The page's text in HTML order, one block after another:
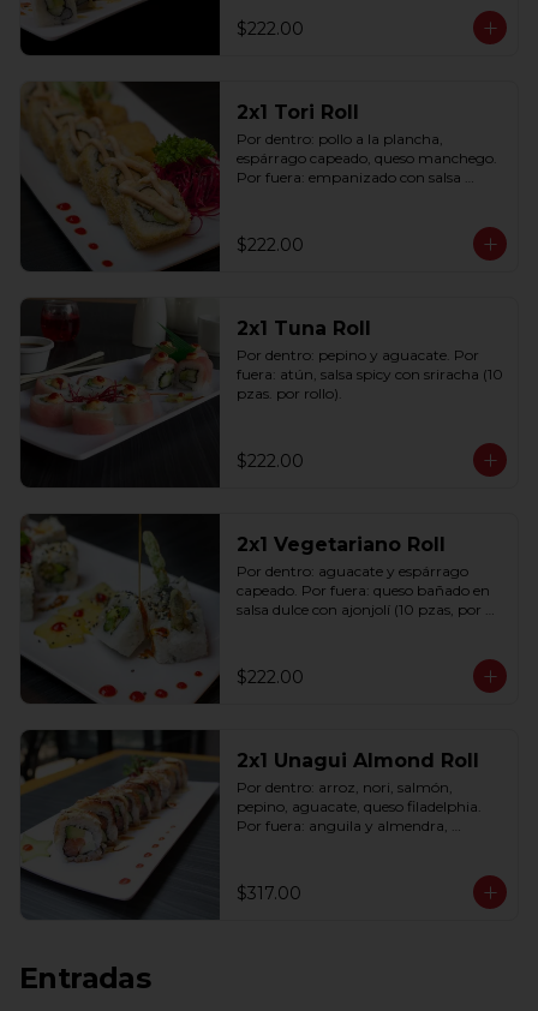
$222.00
2x1 Tori Roll
Por dentro: pollo a la plancha,
espárrago capeado, queso manchego.
Por fuera: empanizado con salsa
$222.00
2x1 Tuna Roll
Por dentro: pepino y aguacate. Por
fuera: atún, salsa spicy con sriracha (10
pzas. por rollo).
$222.00
2x1 Vegetariano Roll
Por dentro: aguacate y espárrago
capeado. Por fuera: queso bañado en
salsa dulce con ajonjolí (10 pzas, por
$222.00
2x1 Unagui Almond Roll
Por dentro: arroz, nori, salmón,
pepino, aguacate, queso filadelphia.
Por fuera: anguila y almendra,
$317.00
Entradas